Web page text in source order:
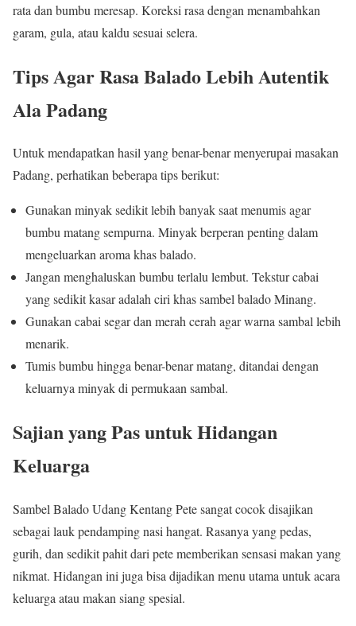
rata dan bumbu meresap. Koreksi rasa dengan menambahkan
garam, gula, atau kaldu sesuai selera.
Tips Agar Rasa Balado Lebih Autentik
Ala Padang
Untuk mendapatkan hasil yang benar-benar menyerupai masakan
Padang, perhatikan beberapa tips berikut:
Gunakan minyak sedikit lebih banyak saat menumis agar
bumbu matang sempurna. Minyak berperan penting dalam
mengeluarkan aroma khas balado.
Jangan menghaluskan bumbu terlalu lembut. Tekstur cabai
yang sedikit kasar adalah ciri khas sambel balado Minang.
Gunakan cabai segar dan merah cerah agar warna sambal lebih
menarik.
Tumis bumbu hingga benar-benar matang, ditandai dengan
keluarnya minyak di permukaan sambal.
Sajian yang Pas untuk Hidangan
Keluarga
Sambel Balado Udang Kentang Pete sangat cocok disajikan
sebagai lauk pendamping nasi hangat. Rasanya yang pedas,
gurih, dan sedikit pahit dari pete memberikan sensasi makan yang
nikmat. Hidangan ini juga bisa dijadikan menu utama untuk acara
keluarga atau makan siang spesial.